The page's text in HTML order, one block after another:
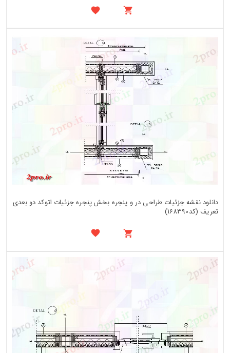
دانلود نقشه جزئیات طراحی در و پنجره بخش پنجره جزئیات اتوکد دو بعدی
تعریف (کد168390)